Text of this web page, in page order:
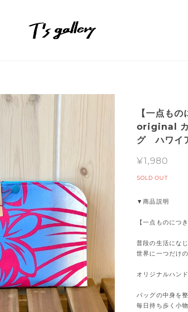
【一点も
original カ
グ ハワイ
¥1,980
SOLD OUT
▼商品説明
【一点ものにつ
普段の生活にな
世界に一つだけ
オリジナルハン
バッグの中身を
毎日持ち歩く小